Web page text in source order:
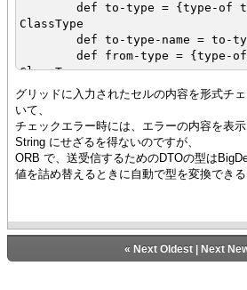
def to-type = {type-of
ClassType
def to-type-name = to-
def from-type = {type-of
ClassType
def from-type-name = from-
{if-non-null mtd = {from-
"to-" & to-type-name} then
{return {mtd.invoke
}
constructor "from-" & from-type-
{return {cns.new}}
}
グリッドに入力されたセルの内容を形式チ
いて、
チェックエラー時には、エラーの内容を表
String にせざるを得ないのですが、
ORB で、送受信するためのDTOの型は
値を詰め替えるときに自動で型を変換できる
« Next Oldest| Next